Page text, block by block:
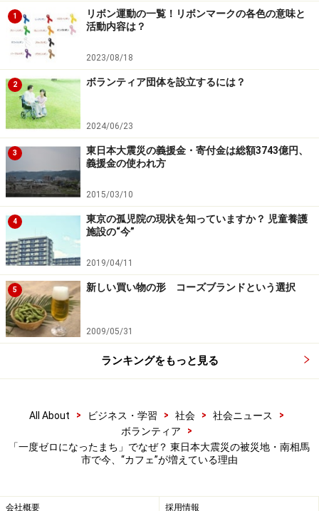
レクトしたコーヒーも楽しめます。
パンは全国から選りすぐりの冷凍パンが集められていま
した。南相馬市の人口比を考えると、毎日パンを焼いて
販売しても収益は期待できません。ならば、「いつでも
まちの人たちがおいしいパンを食べられるように」と、
全国各地の職人さんが作った冷凍パンを集めて販売して
いるそう。1階はイベントスペースとしても使われ、こ
の日はシルエットアートのワークショップが開かれてい
ました。
・本格的なコワーキングスペースで、移住体験にも
明るく静かな環境で仕事がはかどりそうなコワーキングスペ
ース
2階はデスクワークやリモートワークに最適なコワーキ
ングスペースです。
「移住したいなと思っても、30歳を超えると会社内での
地位が確立され、都会を離れるのが難しいという人が多
いんです。だったらこっちで同じくらい仕事をできる環
境を作ればいいのでは？と考えまして。一般的にはカフ
いですが、1日中そこで仕事をするような環境とは言い
1
リボン運動の一覧！リボンマークの各色の意味と
活動内容は？
2023/08/18
2 ボランティア団体を設立するには？
2024/06/23
3
東日本大震災の義援金・寄付金は総額3743億円、
義援金の使われ方
2015/03/10
4
東京の孤児院の現状を知っていますか？ 児童養護
施設の“今”
2019/04/11
5 新しい買い物の形 コーズブランドという選択
2009/05/31
ランキングをもっと見る
All About > ビジネス・学習 > 社会 > 社会ニュース
>
ボランティア
>
「一度ゼロになったまち」でなぜ？ 東日本大震災の被災地・南相馬
市で今、“カフェ”が増えている理由
会社概要 採用情報